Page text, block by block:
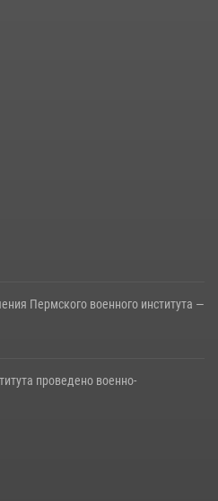
Пермского военного института —
проведено военно-